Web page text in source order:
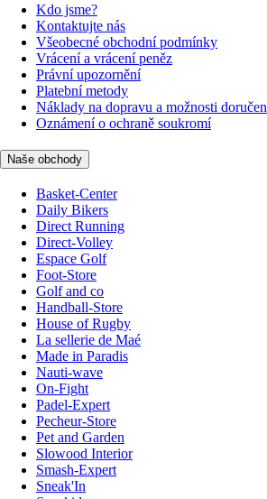
Kdo jsme?
Kontaktujte nás
Všeobecné obchodní podmínky
Vrácení a vrácení peněz
Právní upozornění
Platební metody
Náklady na dopravu a možnosti
Oznámení o ochraně soukromí
Naše obchody
Basket-Center
Daily Bikers
Direct Running
Direct-Volley
Espace Golf
Foot-Store
Golf and co
Handball-Store
House of Rugby
La sellerie de Maé
Made in Paradis
Nauti-wave
On-Fight
Padel-Expert
Pecheur-Store
Pet and Garden
Slowood Interior
Smash-Expert
Sneak'In